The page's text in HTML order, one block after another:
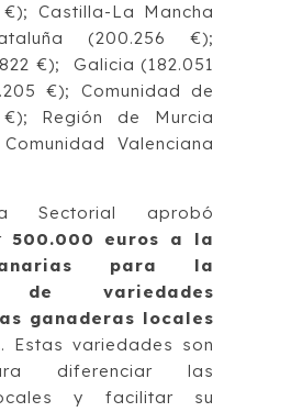
Castilla-La Mancha
(200.256 €);
€); Galicia (182.051
€); Comunidad de
Región de Murcia
Valenciana
Sectorial aprobó
500.000 euros a la
para la
de variedades
ganaderas locales
. Estas variedades son
diferenciar las
y facilitar su